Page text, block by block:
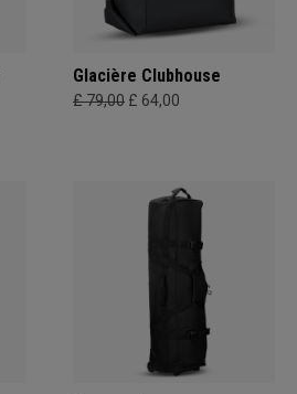
Glacière Clubhouse
£ 79,00 £ 64,00